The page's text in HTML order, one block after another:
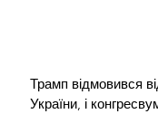
Трамп відмовився
України, і